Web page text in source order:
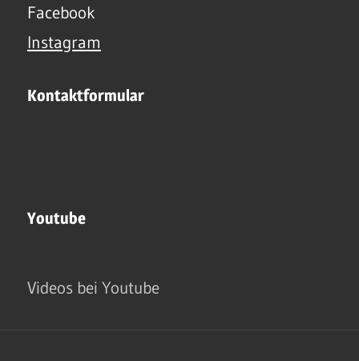
Facebook
Instagram
Kontaktformular
Youtube
Videos bei Youtube